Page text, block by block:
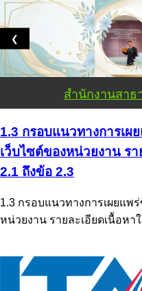
❮
สำนักงานสา
1.3 กรอบแนวทางการเ
เว็บไซต์ของหน่วยงาน ร
2.1 ถึงข้อ 2.3
1.3 กรอบแนวทางการเผยแ
หน่วยงาน รายละเอียดเนื้อหา